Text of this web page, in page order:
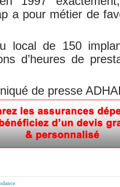
a pour métier de
local de 150
d’heures de
de presse